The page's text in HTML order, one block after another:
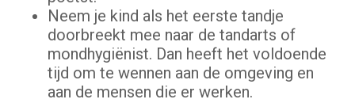
Neem je kind als het eerste tandje
doorbreekt mee naar de tandarts of
mondhygiënist. Dan heeft het voldoende
tijd om te wennen aan de omgeving en
aan de mensen die er werken.